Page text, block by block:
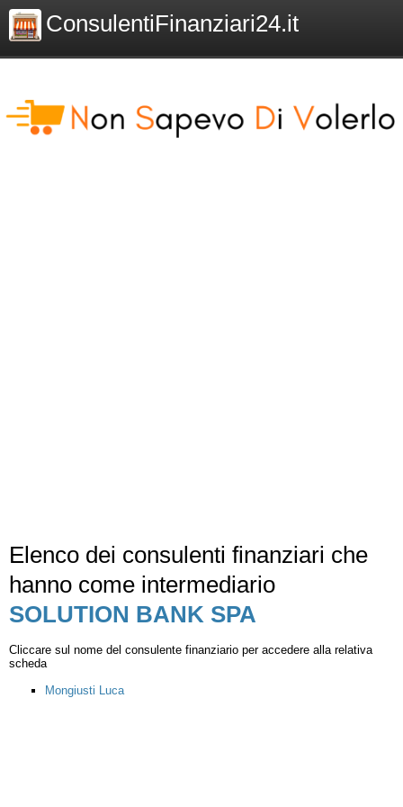
ConsulentiFinanziari24.it
Elenco dei consulenti finanziari che
hanno come intermediario
SOLUTION BANK SPA
Cliccare sul nome del consulente finanziario per accedere alla relativa
scheda
Mongiusti Luca